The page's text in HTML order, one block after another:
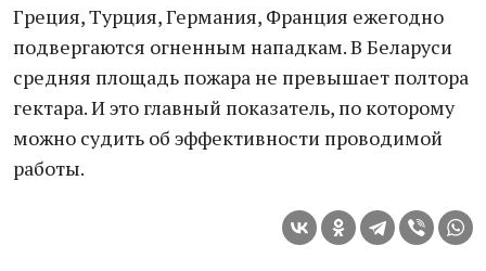
Греция, Турция, Германия, Франция ежегодно
подвергаются огненным нападкам. В Беларуси
средняя площадь пожара не превышает полтора
гектара. И это главный показатель, по которому
можно судить об эффективности проводимой
работы.